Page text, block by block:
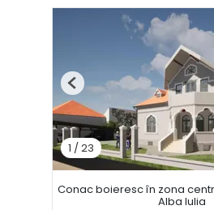
1 /23
Previous
Conac boieresc în zona
Alba Iulia